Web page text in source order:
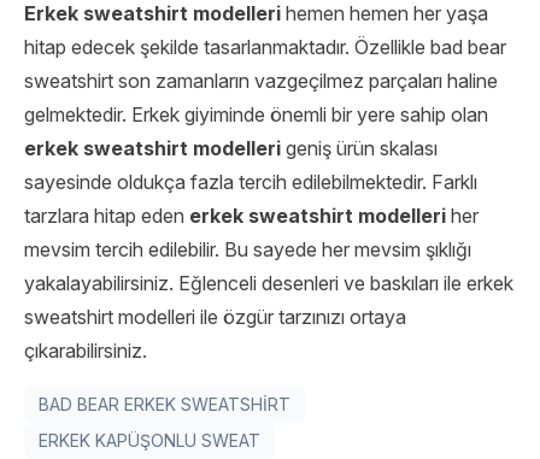
Erkek sweatshirt modelleri hemen hemen her yaşa
hitap edecek şekilde tasarlanmaktadır. Özellikle bad bear
sweatshirt son zamanların vazgeçilmez parçaları haline
gelmektedir. Erkek giyiminde önemli bir yere sahip olan
erkek sweatshirt modelleri geniş ürün skalası
sayesinde oldukça fazla tercih edilebilmektedir. Farklı
tarzlara hitap eden erkek sweatshirt modelleri her
mevsim tercih edilebilir. Bu sayede her mevsim şıklığı
yakalayabilirsiniz. Eğlenceli desenleri ve baskıları ile erkek
sweatshirt modelleri ile özgür tarzınızı ortaya
çıkarabilirsiniz.
BAD BEAR ERKEK SWEATSHİRT
ERKEK KAPÜŞONLU SWEAT